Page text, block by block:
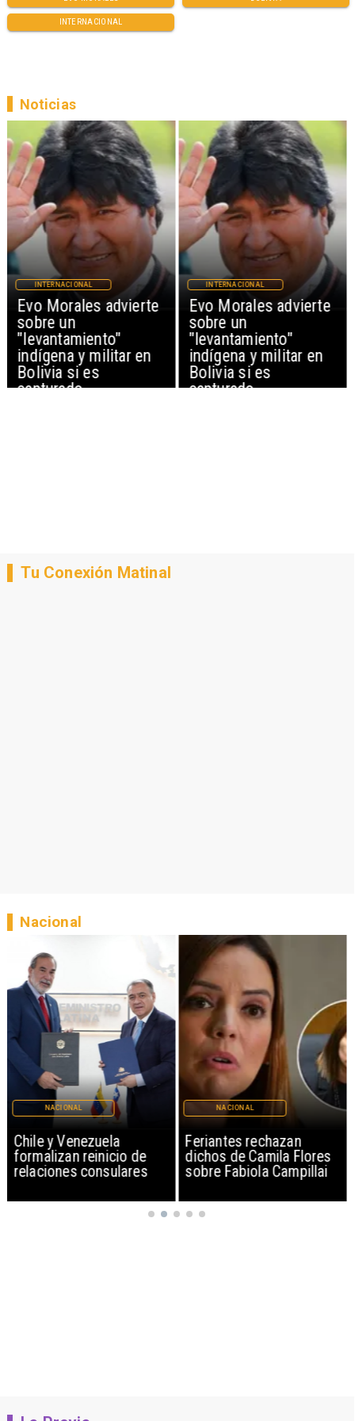
INTERNACIONAL
Evo Morales advierte
sobre un
"levantamiento"
indígena y militar en
Bolivia si es
capturado
INTERNACIONAL
Evo Morales advierte
sobre un
"levantamiento"
indígena y militar en
Bolivia si es
capturado
INTERNACIONAL
Noticias
Tu Conexión Matinal
Chile y Venezuela
formalizan reinicio de
relaciones consulares
NACIONAL
Feriantes rechazan
dichos de Camila Flores
sobre Fabiola Campillai
NACIONAL
Nacional